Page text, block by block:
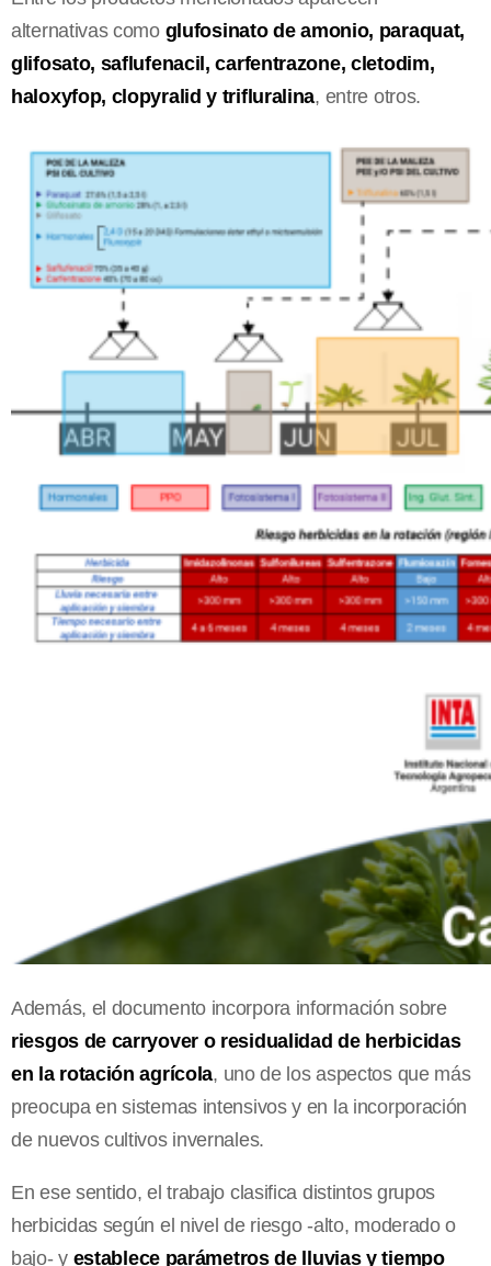
alternativas comoglufosinato de amonio, paraquat,
glifosato, saflufenacil, carfentrazone, cletodim,
haloxyfop, clopyralid y trifluralina, entre otros.
Además, el documento incorpora información sobre
riesgos de carryover o residualidad de herbicidas
en la rotación agrícola, uno de los aspectos que más
preocupa en sistemas intensivos y en la incorporación
de nuevos cultivos invernales.
En ese sentido, el trabajo clasifica distintos grupos
herbicidas según el nivel de riesgo -alto, moderado o
bajo- y establece parámetros de lluvias y tiempo